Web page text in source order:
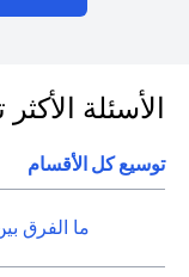
الأسئلة الأكثر
توسيع كل الأقسام
ما الفرق